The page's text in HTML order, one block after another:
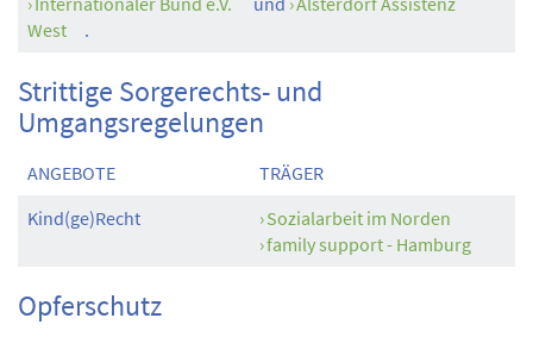
West
.
Strittige Sorgerechts- und
Umgangsregelungen
ANGEBOTE
TRÄGER
Kind(ge)Recht
Sozialarbeit im Norden
family support - Hamburg
Opferschutz